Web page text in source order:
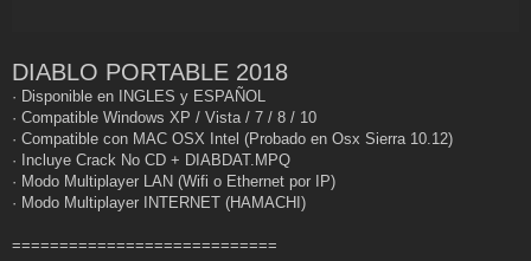
DIABLO PORTABLE 2018
· Disponible en INGLES y ESPAÑOL
· Compatible Windows XP / Vista / 7 / 8 / 10
· Compatible con MAC OSX Intel (Probado en Osx Sierra 10.12)
· Incluye Crack No CD + DIABDAT.MPQ
· Modo Multiplayer LAN (Wifi o Ethernet por IP)
· Modo Multiplayer INTERNET (HAMACHI)
============================